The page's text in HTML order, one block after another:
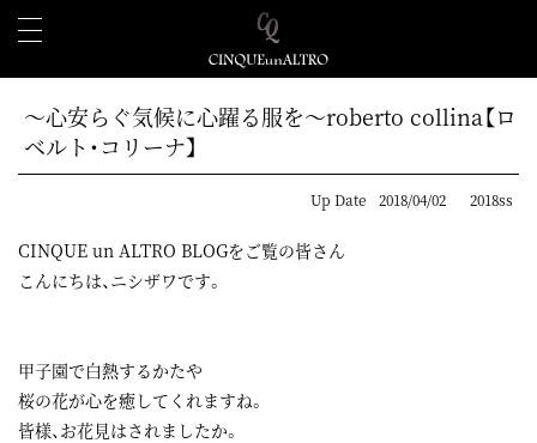
～心安らぐ気候に心躍る服を～roberto collina【ロ
ベルト・コリーナ】
Up Date 2018/04/02 2018ss
CINQUE un ALTRO BLOGをご覧の皆さん
こんにちは、ニシザワです。
甲子園で白熱するかたや
桜の花が心を癒してくれますね。
皆様、お花見はされましたか。